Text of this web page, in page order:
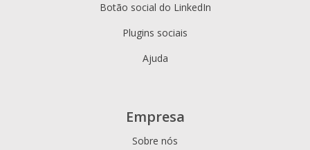
Botão social do LinkedIn
Plugins sociais
Ajuda
Empresa
Sobre nós